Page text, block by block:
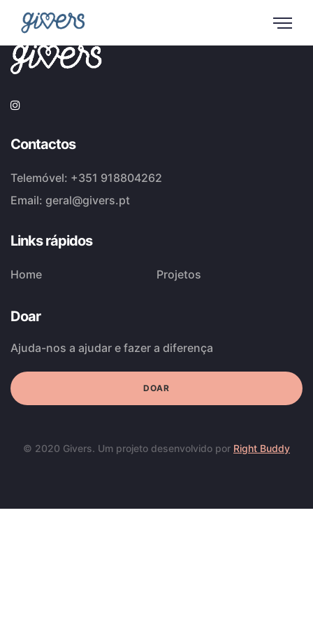
Contactos
Telemóvel: +351 918804262
Email: geral@givers.pt
Links rápidos
Home Projetos
Doar
Ajuda-nos a ajudar e fazer a diferença
DOAR
© 2020 Givers. Um projeto desenvolvido por Right Buddy